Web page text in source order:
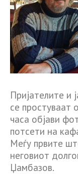
Пријателите и
се простуваат
часа објави
потсети на
Меѓу првите
неговиот
Џамбазов.